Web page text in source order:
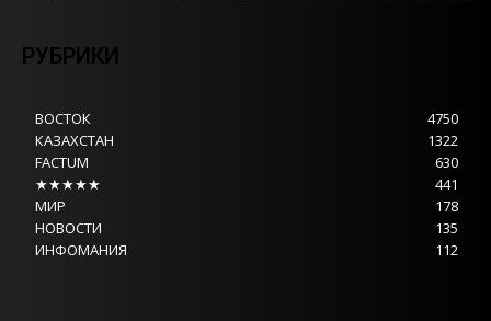
РУБРИКИ
ВОСТОК
4750
КАЗАХСТАН
1322
FACTUM
630
★★★★★
441
МИР
178
НОВОСТИ
135
ИНФОМАНИЯ
112